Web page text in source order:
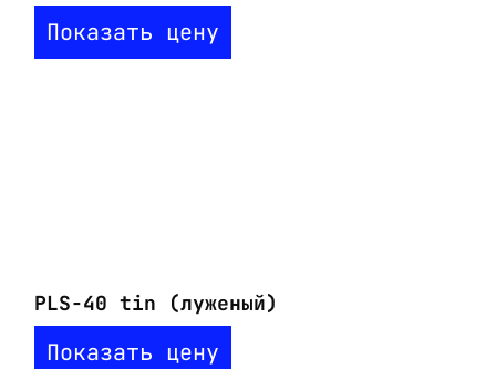
Показать цену
PLS-40 tin (луженый)
Показать цену